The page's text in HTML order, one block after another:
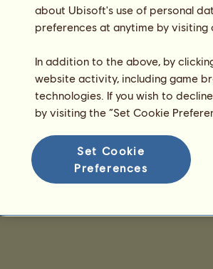
about Ubisoft's use of personal
preferences at anytime by
In addition to the above, by
website activity, including game
technologies. If you wish to
by visiting the “Set Cookie
Set Cookie
Preferences